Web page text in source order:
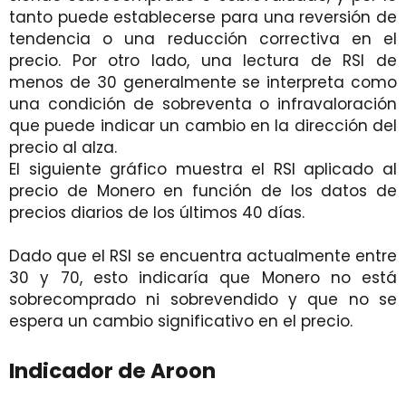
tanto puede establecerse para una reversión de
tendencia o una reducción correctiva en el
precio. Por otro lado, una lectura de RSI de
menos de 30 generalmente se interpreta como
una condición de sobreventa o infravaloración
que puede indicar un cambio en la dirección del
precio al alza.
El siguiente gráfico muestra el RSI aplicado al
precio de Monero en función de los datos de
precios diarios de los últimos 40 días.
Dado que el RSI se encuentra actualmente entre
30 y 70, esto indicaría que Monero no está
sobrecomprado ni sobrevendido y que no se
espera un cambio significativo en el precio.
Indicador de Aroon